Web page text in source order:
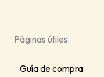
Páginas útiles
Guía de compra